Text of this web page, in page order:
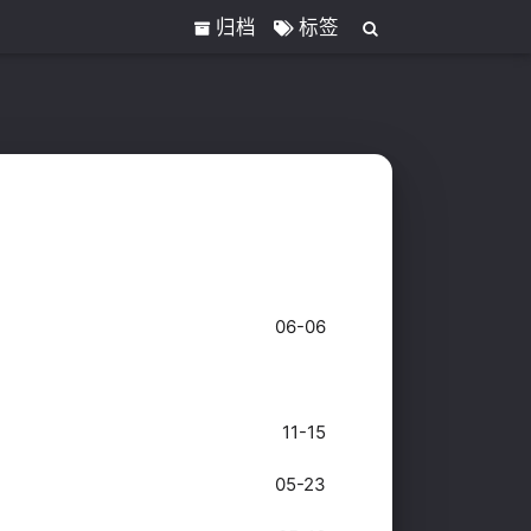
归档 标签
06-06
11-15
05-23